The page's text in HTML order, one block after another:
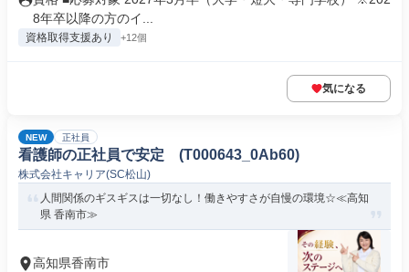
8年卒以降の方のイ...
資格取得支援あり +12個
気になる
NEW 正社員
看護師の正社員で安定 (T000643_0Ab60)
株式会社キャリア(SC松山)
人間関係のギスギスは一切なし！働きやすさが自慢の環境☆≪高知
県 香南市≫
高知県香南市